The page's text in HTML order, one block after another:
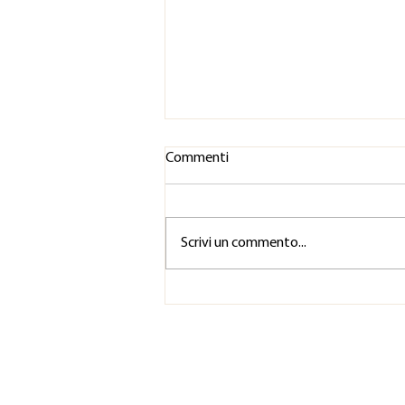
Commenti
Scrivi un commento...